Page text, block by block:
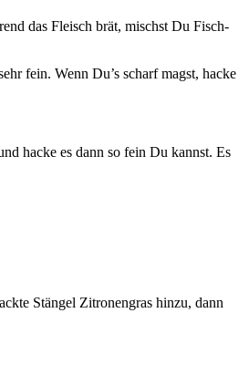
das Fleisch brät, mischst Du Fisch­
fein. Wenn Du’s scharf magst, hacke
hacke es dann so fein Du kannst. Es
Stän­gel Zitro­nen­gras hin­zu, dann